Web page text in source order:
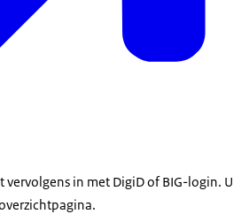
vervolgens in met DigiD of BIG-login. U